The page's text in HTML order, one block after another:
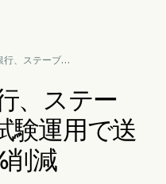
行、ステーブル
、ステー
験運用で送
削減